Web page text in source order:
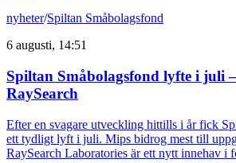
nyheter/Spiltan Småbolagsfond
6 augusti, 14:51
Spiltan Småbolagsfond lyfte i juli
RaySearch
Efter en svagare utveckling hittills i år fick
ett tydligt lyft i juli. Mips bidrog mest till
RaySearch Laboratories är ett nytt innehav i